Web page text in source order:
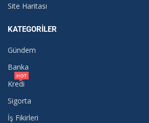
Site Haritası
KATEGORILER
Gündem
Banka
Kredi
HOT
Sigorta
İş Fikirleri